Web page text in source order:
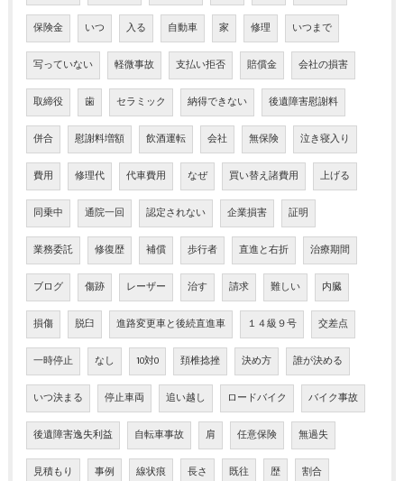
保険金 いつ 入る 自動車 家 修理 いつまで
写っていない 軽微事故 支払い拒否 賠償金 会社の損害
取締役 歯 セラミック 納得できない 後遺障害慰謝料
併合 慰謝料増額 飲酒運転 会社 無保険 泣き寝入り
費用 修理代 代車費用 なぜ 買い替え諸費用 上げる
同乗中 通院一回 認定されない 企業損害 証明
業務委託 修復歴 補償 歩行者 直進と右折 治療期間
ブログ 傷跡 レーザー 治す 請求 難しい 内臓
損傷 脱臼 進路変更車と後続直進車 １４級９号 交差点
一時停止 なし 10対0 頚椎捻挫 決め方 誰が決める
いつ決まる 停止車両 追い越し ロードバイク バイク事故
後遺障害逸失利益 自転車事故 肩 任意保険 無過失
見積もり 事例 線状痕 長さ 既往 歴 割合